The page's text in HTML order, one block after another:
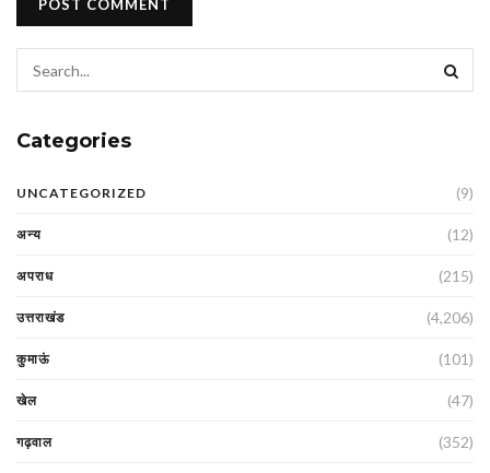
Categories
UNCATEGORIZED (9)
अन्य (12)
अपराध (215)
उत्तराखंड (4,206)
कुमाऊं (101)
खेल (47)
गढ़वाल (352)